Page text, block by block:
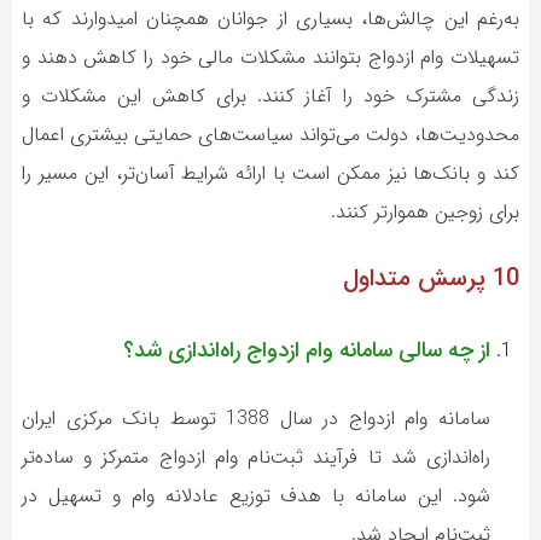
به‌رغم این چالش‌ها، بسیاری از جوانان همچنان امیدوارند که با
تسهیلات وام ازدواج بتوانند مشکلات مالی خود را کاهش دهند و
زندگی مشترک خود را آغاز کنند. برای کاهش این مشکلات و
محدودیت‌ها، دولت می‌تواند سیاست‌های حمایتی بیشتری اعمال
کند و بانک‌ها نیز ممکن است با ارائه شرایط آسان‌تر، این مسیر را
برای زوجین هموارتر کنند.
10 پرسش متداول
از چه سالی سامانه وام ازدواج راه‌اندازی شد؟
سامانه وام ازدواج در سال 1388 توسط بانک مرکزی ایران
راه‌اندازی شد تا فرآیند ثبت‌نام وام ازدواج متمرکز و ساده‌تر
شود. این سامانه با هدف توزیع عادلانه وام و تسهیل در